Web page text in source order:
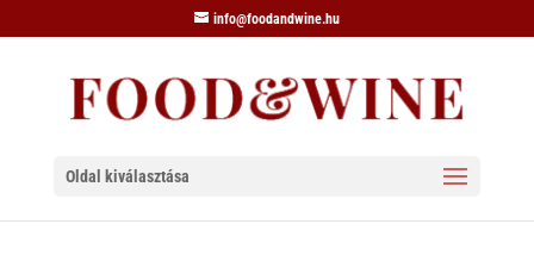
info@foodandwine.hu
Oldal kiválasztása